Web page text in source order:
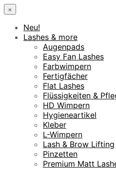
×
Neu!
Lashes & more
Augenpads
Easy Fan Lashes
Farbwimpern
Fertigfächer
Flat Lashes
Flüssigkeiten &
HD Wimpern
Hygieneartikel
Kleber
L-Wimpern
Lash & Brow Lifting
Pinzetten
Premium Matt